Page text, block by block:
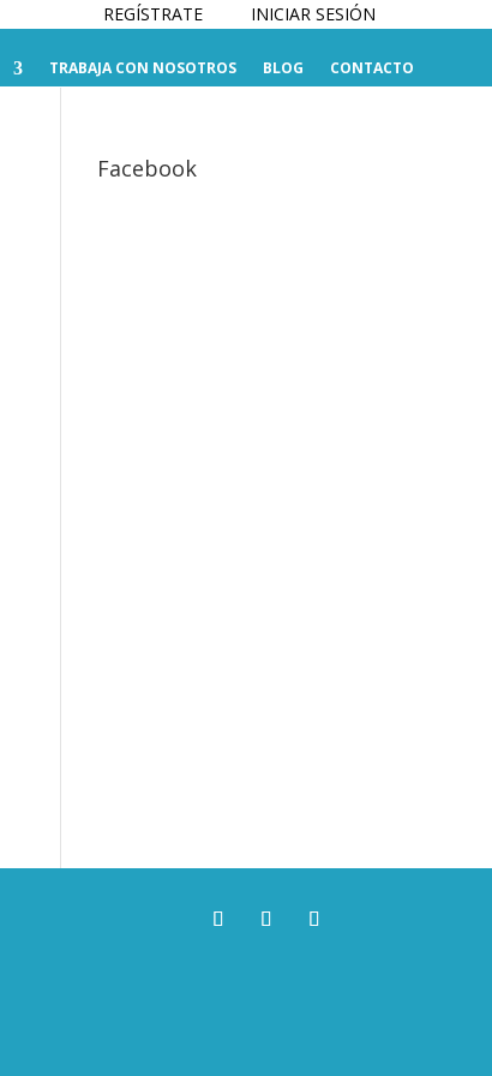
REGÍSTRATE INICIAR SESIÓN
TRABAJA CON NOSOTROS BLOG CONTACTO
Facebook